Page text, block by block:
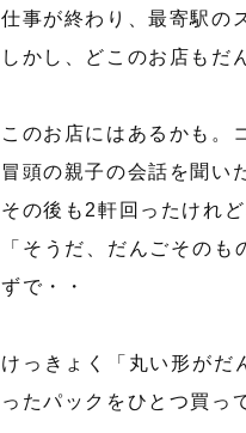
仕事が終わり、最寄駅の
しかし、どこのお店もだ
このお店にはあるかも。
冒頭の親子の会話を聞い
その後も2軒回ったけれ
「そうだ、だんごその
ずで・・
けっきょく「丸い形がだ
ったパックをひとつ買っ